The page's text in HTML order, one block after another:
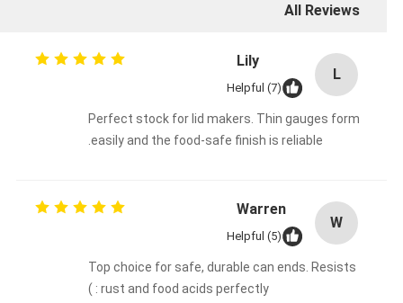
All Reviews
L
Lily
Helpful (7)
Perfect stock for lid makers. Thin gauges form
easily and the food-safe finish is reliable.
W
Warren
Helpful (5)
Top choice for safe, durable can ends. Resists
rust and food acids perfectly : )